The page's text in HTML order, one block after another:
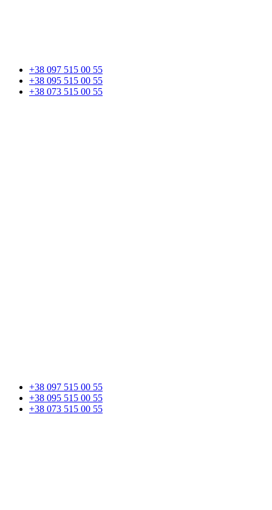
+38 097 515 00 55
+38 095 515 00 55
+38 073 515 00 55
+38 097 515 00 55
+38 095 515 00 55
+38 073 515 00 55